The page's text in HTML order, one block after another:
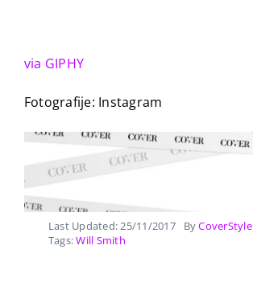
via GIPHY
Fotografije: Instagram
Last Updated: 25/11/2017 ByCoverStyle
Tags:Will Smith